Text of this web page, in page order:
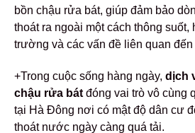
bồn chậu rửa bát, giúp đảm bảo
thoát ra ngoài một cách thông suốt,
trường và các vấn đề liên quan
+Trong cuộc sống hàng ngày, dịch
chậu rửa bát đóng vai trò vô cùng
tại Hà Đông nơi có mật độ dân cư
thoát nước ngày càng quá tải.